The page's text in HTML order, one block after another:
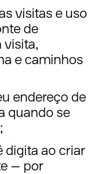
visitas e uso
de
visita,
e caminhos
endereço de
quando se
digita ao criar
– por